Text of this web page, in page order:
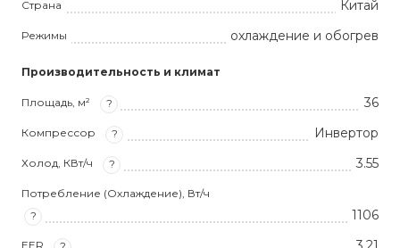
Страна Китай
Режимы охлаждение и обогрев
Производительность и климат
Площадь, м² ? 36
Компрессор ? Инвертор
Холод, КВт/ч ? 3.55
Потребление (Охлаждение), Вт/ч
?
1106
EER